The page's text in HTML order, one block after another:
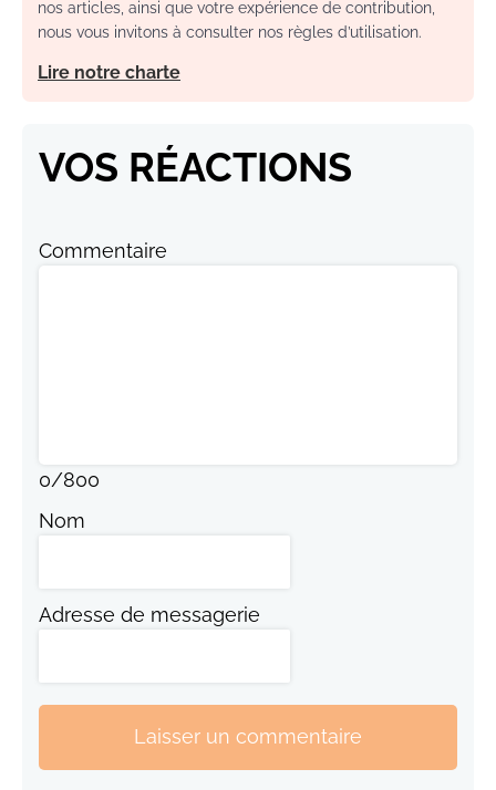
nos articles, ainsi que votre expérience de contribution,
nous vous invitons à consulter nos règles d’utilisation.
Lire notre charte
VOS RÉACTIONS
Commentaire
0/800
Nom
Adresse de messagerie
Laisser un commentaire